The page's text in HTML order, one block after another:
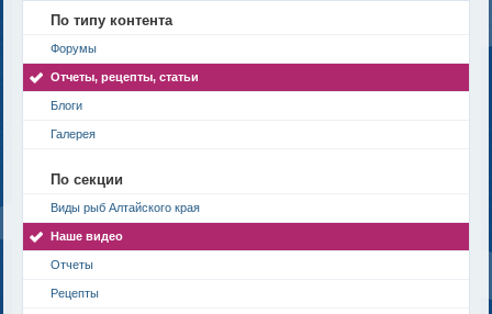
По типу контента
Форумы
Отчеты, рецепты, статьи
Блоги
Галерея
По секции
Виды рыб Алтайского края
Наше видео
Отчеты
Рецепты